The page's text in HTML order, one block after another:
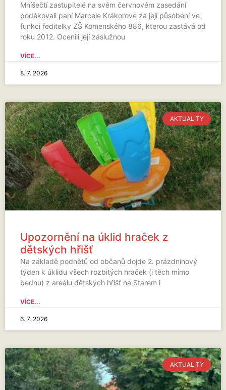
Mníšečtí zastupitelé na svém červnovém zasedání
poděkovali paní Marcele Krákorové za její působení ve
funkci ředitelky ZŠ Komenského 886, kterou zastává od
roku 2012. Ocenili její záslužnou
VÍCE...
8. 7. 2026
AKTUALITY
Upozornění na úklid hraček z
dětských hřišť
Na základě podnětů od občanů dojde 2. prázdninový
týden k úklidu všech rozbitých hraček (i těch mimo
bednu) z areálu dětských hřišť na Starém i
VÍCE...
6. 7. 2026
AKTUALITY